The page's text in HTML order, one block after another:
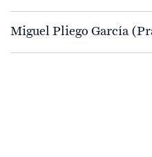
Miguel Pliego García